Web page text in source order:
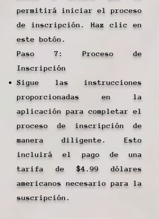
permitirá iniciar el proceso
de inscripción. Haz clic en
este botón.
Paso 7: Proceso de
Inscripción
Sigue las instrucciones
proporcionadas en la
aplicación para completar el
proceso de inscripción de
manera diligente. Esto
incluirá el pago de una
tarifa de $4.99 dólares
americanos necesario para la
suscripción.